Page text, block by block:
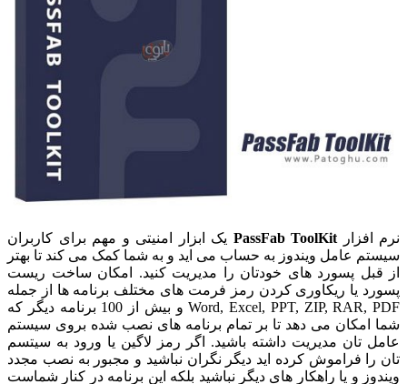
نرم افزار PassFab ToolKit یک ابزار امنیتی و مهم برای کاربران
سیستم عامل ویندوز به حساب می اید و به شما کمک می کند تا بهتر
از قبل پسورد های خودتان را مدیریت کنید. امکان ساخت ریست
پسورد یا ریکاوری کردن رمز فرمت های مختلف برنامه ها از جمله
Word, Excel, PPT, ZIP, RAR, PDF و بیش از 100 برنامه دیگر که
شما امکان می دهد تا بر تمام برنامه های نصب شده بروی سیستم
عامل تان مدیریت داشته باشید. اگر رمز لاگین یا ورود به سیتسم
تان را فراموش کرده اید دیگر نگران نباشید و مجبور به نصب مجدد
ویندوز و یا راهکار های دیگر نباشید بلکه این برنامه در کنار شماست